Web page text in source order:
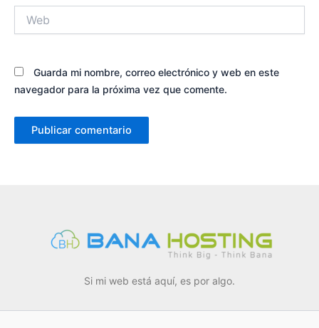
Guarda mi nombre, correo electrónico y web en este
navegador para la próxima vez que comente.
Si mi web está aquí, es por algo.